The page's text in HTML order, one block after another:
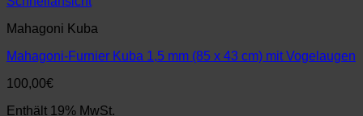
Mahagoni Kuba
Mahagoni-Furnier Kuba 1,5 mm (85 x 43 cm) mit Vogelaugen
100,00€
Enthält 19% MwSt.